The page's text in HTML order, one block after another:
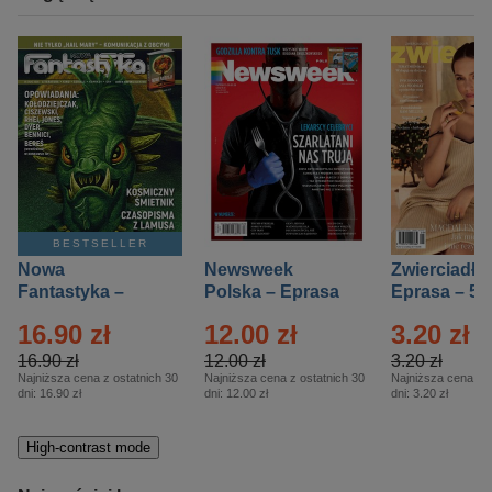
BESTSELLER
Nowa
Fantastyka –
16.90 zł
16.90 zł
Najniższa cena z ostatnich 30
dni: 16.90 zł
Newsweek
Polska – Eprasa
12.00 zł
12.00 zł
Najniższa cena z ostatnich 30
dni: 12.00 zł
Zwierciadło
Eprasa – 5/
3.20 zł
3.20 zł
Najniższa cena z
dni: 3.20 zł
High-contrast mode